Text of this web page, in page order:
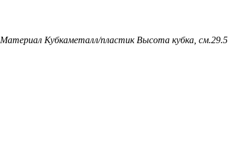
Материал Кубкаметалл/пластик Высота кубка, см.29.5